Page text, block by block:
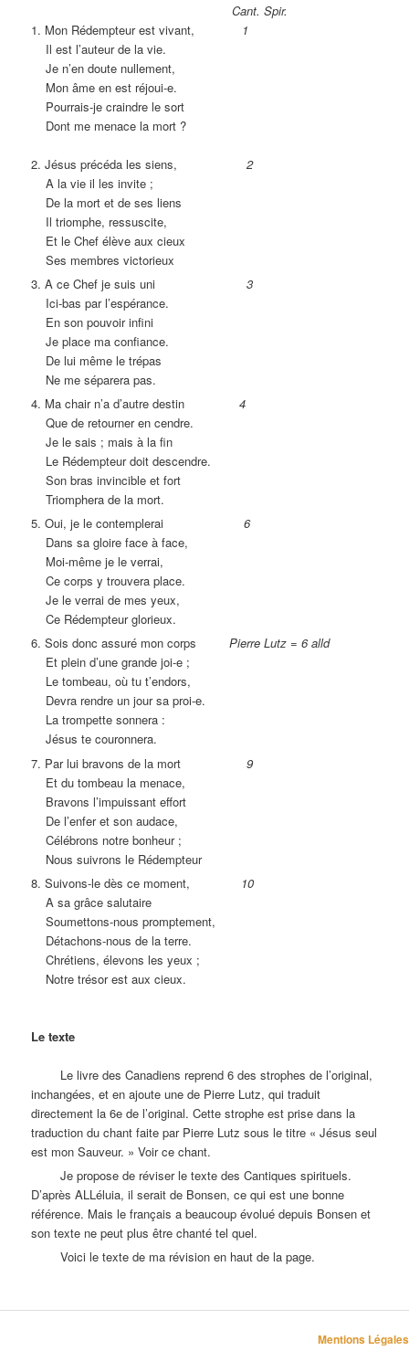
Cant. Spir.
1. Mon Rédempteur est vivant,
1
Il est l’auteur de la vie.
Je n’en doute nullement,
Mon âme en est réjoui-e.
Pourrais-je craindre le sort
Dont me menace la mort ?
2. Jésus précéda les siens,2
A la vie il les invite ;
De la mort et de ses liens
Il triomphe, ressuscite,
Et le Chef élève aux cieux
Ses membres victorieux
3. A ce Chef je suis uni3
Ici-bas par l’espérance.
En son pouvoir infini
Je place ma confiance.
De lui même le trépas
Ne me séparera pas.
4. Ma chair n’a d’autre destin4
Que de retourner en cendre.
Je le sais ; mais à la fin
Le Rédempteur doit descendre.
Son bras invincible et fort
Triomphera de la mort.
5. Oui, je le contemplerai6
Dans sa gloire face à face,
Moi-même je le verrai,
Ce corps y trouvera place.
Je le verrai de mes yeux,
Ce Rédempteur glorieux.
6. Sois donc assuré mon corpsPierre Lutz = 6 alld
Et plein d’une grande joi-e ;
Le tombeau, où tu t’endors,
Devra rendre un jour sa proi-e.
La trompette sonnera :
Jésus te couronnera.
7. Par lui bravons de la mort9
Et du tombeau la menace,
Bravons l’impuissant effort
De l’enfer et son audace,
Célébrons notre bonheur ;
Nous suivrons le Rédempteur
8. Suivons-le dès ce moment,
10
A sa grâce salutaire
Soumettons-nous promptement,
Détachons-nous de la terre.
Chrétiens, élevons les yeux ;
Notre trésor est aux cieux.
Le texte
Le livre des Canadiens reprend 6 des strophes de l’original,
inchangées, et en ajoute une de Pierre Lutz, qui traduit
directement la 6e de l’original. Cette strophe est prise dans la
traduction du chant faite par Pierre Lutz sous le titre « Jésus seul
est mon Sauveur. » Voir ce chant.
Je propose de réviser le texte des Cantiques spirituels.
D’après ALLéluia, il serait de Bonsen, ce qui est une bonne
référence. Mais le français a beaucoup évolué depuis Bonsen et
son texte ne peut plus être chanté tel quel.
Voici le texte de ma révision en haut de la page.
Mentions Légales